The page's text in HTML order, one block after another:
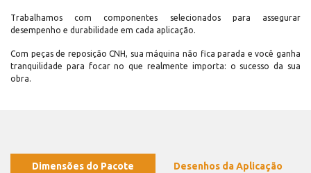
Trabalhamos com componentes selecionados para assegurar
desempenho e durabilidade em cada aplicação.
Com peças de reposição CNH, sua máquina não fica parada e você ganha
tranquilidade para focar no que realmente importa: o sucesso da sua
obra.
Dimensões do Pacote Desenhos da Aplicação